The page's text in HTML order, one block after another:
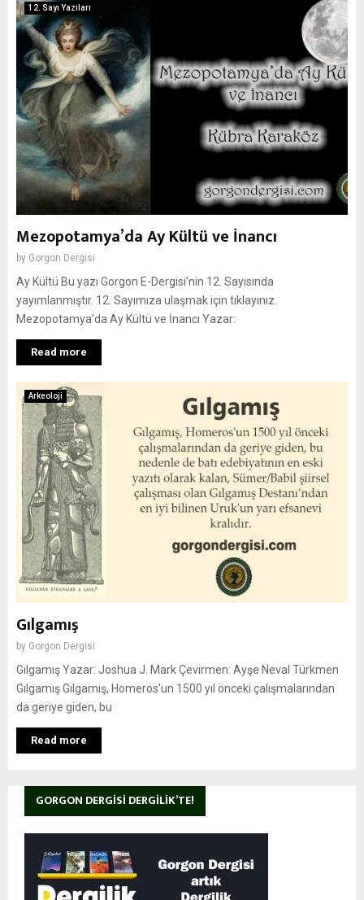
12. Sayı Yazıları
Mezopotamya’da Ay Kültü ve İnancı
by Gorgon Dergisi
Ay Kültü Bu yazı Gorgon E-Dergisi’nin 12. Sayısında
yayımlanmıştır. 12. Sayımıza ulaşmak için tıklayınız.
Mezopotamya’da Ay Kültü ve İnancı Yazar:
Read more
Arkeoloji
Gılgamış
by Gorgon Dergisi
Gılgamış Yazar: Joshua J. Mark Çevirmen: Ayşe Neval Türkmen
Gılgamış Gılgamış, Homeros’un 1500 yıl önceki çalışmalarından
da geriye giden, bu
Read more
GORGON DERGISI DERGILIK’TE!